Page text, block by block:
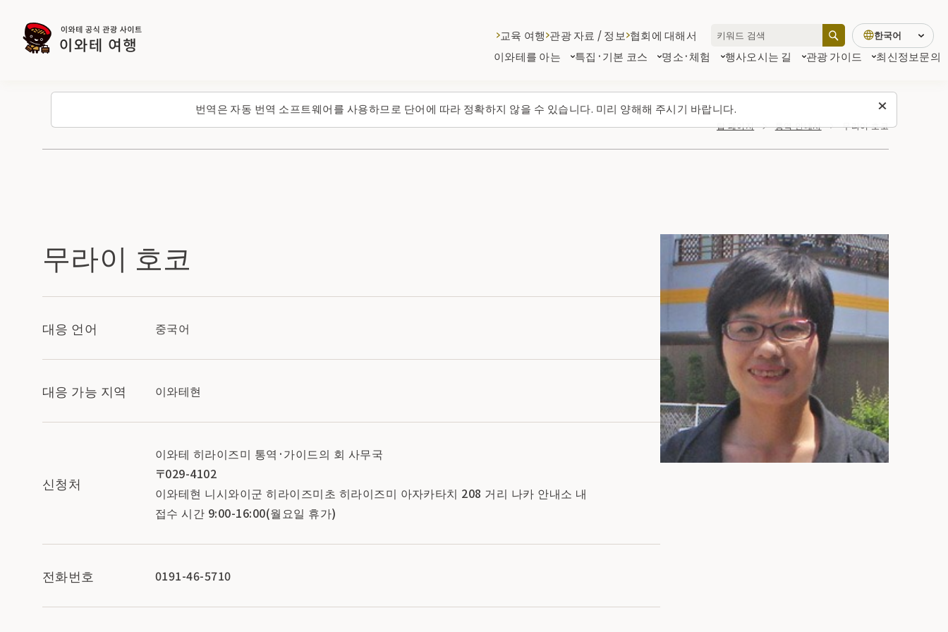
번역은 자동 번역 소프트웨어를 사용하므로 단어에 따라 정확하지 않을 수 있습니다. 미리 양해해 주시기 바랍니다.
이와테를 아는 특집·기본 코스 명소·체험 행사오시는 길 관광 가이드 최신정보문의
교육 여행 관광 자료 / 정보 협회에 대해서 한국어
탑 페이지 통역 안내사 무라이 호코
무라이 호코
대응 언어 중국어
대응 가능 지역 이와테현
신청처
이와테 히라이즈미 통역·가이드의 회 사무국
〒029-4102
이와테현 니시와이군 히라이즈미초 히라이즈미 아자카타치 208 거리 나카 안내소 내
접수 시간 9:00-16:00(월요일 휴가)
전화번호 0191-46-5710